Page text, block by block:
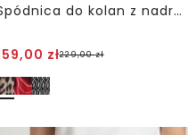
Spódnica do kolan z nadrukiem i falbaną
zł229,00zł